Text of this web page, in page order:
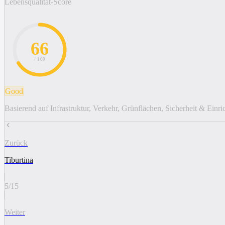
66
/ 100
Good
Basierend auf Infrastruktur, Verkehr, Grünflächen, Sicherheit &
Zurück
Tiburtina
5/15
Weiter